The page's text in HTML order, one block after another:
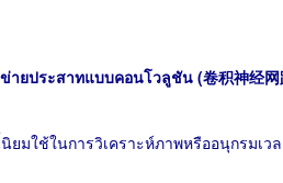
ายประสาทแบบคอนโวลูชัน (卷积神经
มใช้ในการวิเคราะห์ภาพหรืออนุกรมเว